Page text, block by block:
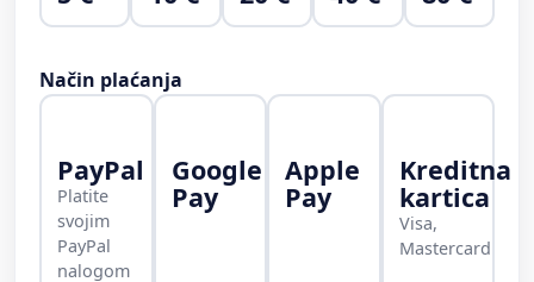
Način plaćanja
PayPal
Platite
svojim
PayPal
nalogom
Google
Pay
Apple
Pay
Kreditna
kartica
Visa,
Mastercard